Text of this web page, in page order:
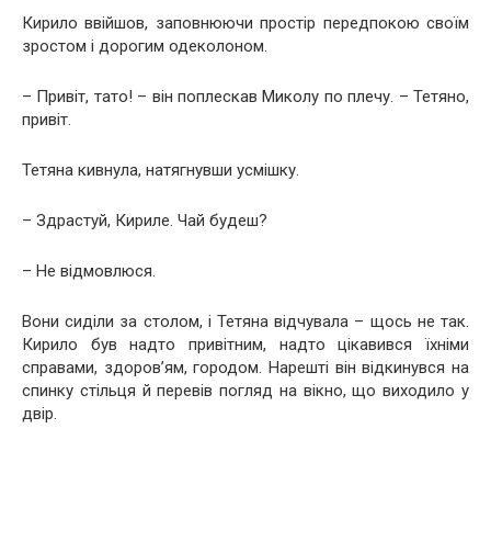
Кирило ввійшов, заповнюючи простір передпокою своїм
зростом і дорогим одеколоном.
– Привіт, тато! – він поплескав Миколу по плечу. – Тетяно,
привіт.
Тетяна кивнула, натягнувши усмішку.
– Здрастуй, Кириле. Чай будеш?
– Не відмовлюся.
Вони сиділи за столом, і Тетяна відчувала – щось не так.
Кирило був надто привітним, надто цікавився їхніми
справами, здоров’ям, городом. Нарешті він відкинувся на
спинку стільця й перевів погляд на вікно, що виходило у
двір.